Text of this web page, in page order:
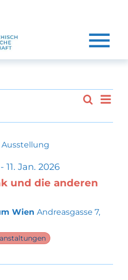
ÜBER UNS
EVENTS
MEIN KONTO
Suche
Tag
und die anderen
- 11. Jan. 2026
Wien Andreasgasse 7,